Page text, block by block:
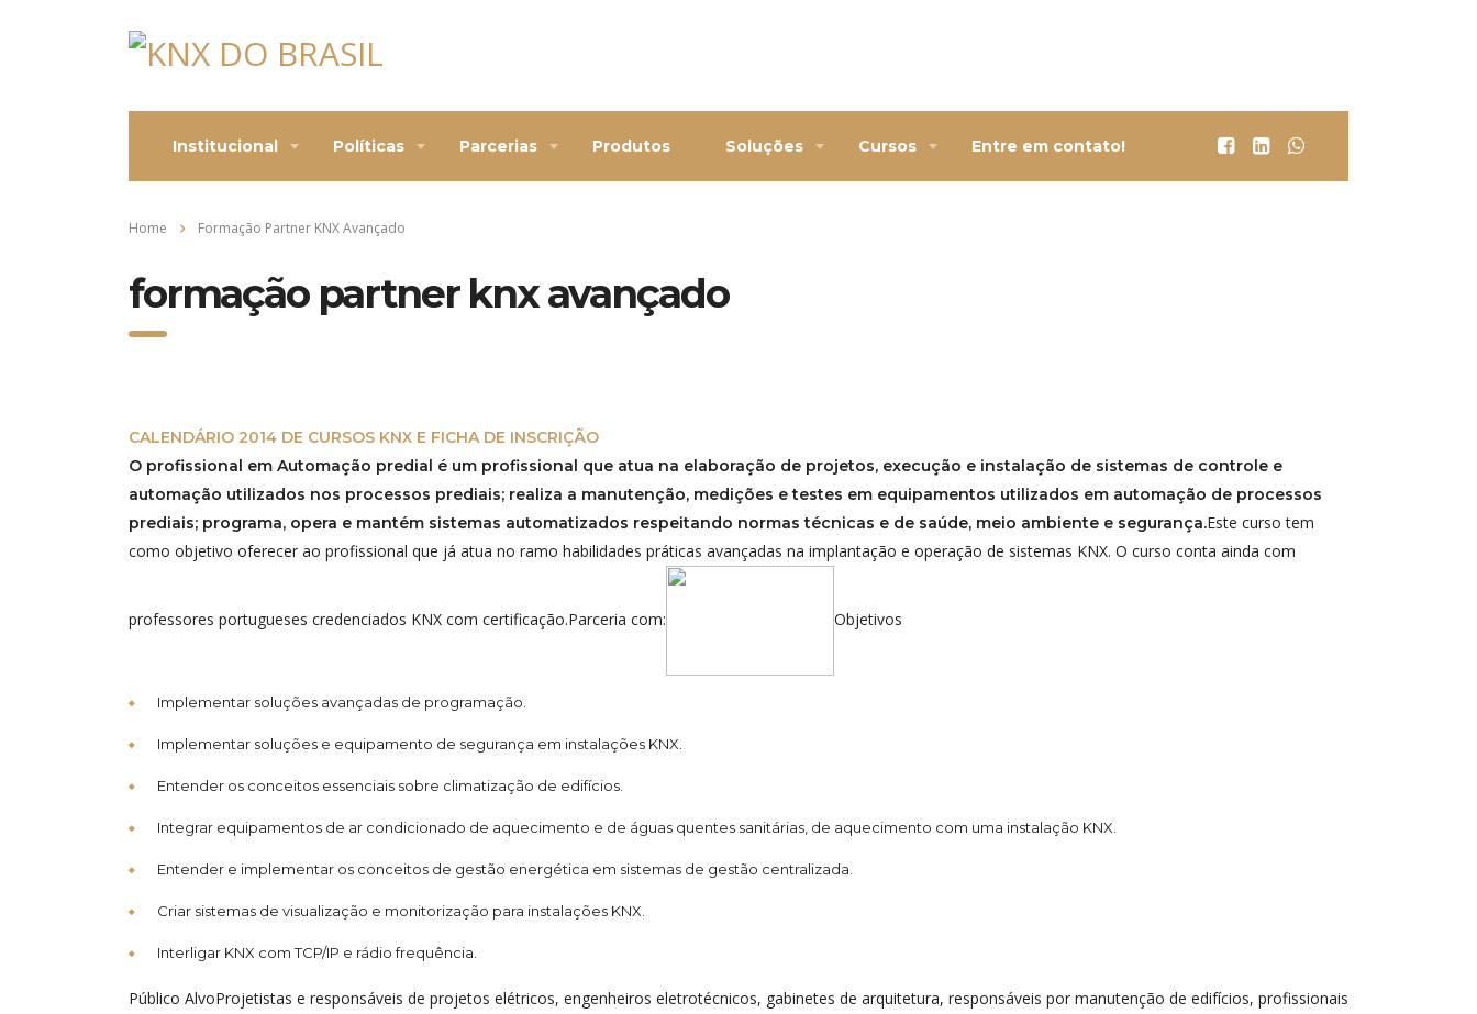
Institucional Políticas Parcerias Produtos Soluções Cursos Entre em contato!
Home Formação Partner KNX Avançado
formação partner knx avançado
CALENDÁRIO 2014 DE CURSOS KNX E FICHA DE INSCRIÇÃO
O profissional em Automação predial é um profissional que atua na elaboração de projetos, execução e instalação de sistemas de controle e
automação utilizados nos processos prediais; realiza a manutenção, medições e testes em equipamentos utilizados em automação de processos
prediais; programa, opera e mantém sistemas automatizados respeitando normas técnicas e de saúde, meio ambiente e segurança.Este curso tem
como objetivo oferecer ao profissional que já atua no ramo habilidades práticas avançadas na implantação e operação de sistemas KNX. O curso conta ainda com
professores portugueses credenciados KNX com certificação.Parceria com: Objetivos
Implementar soluções avançadas de programação.
Implementar soluções e equipamento de segurança em instalações KNX.
Entender os conceitos essenciais sobre climatização de edifícios.
Integrar equipamentos de ar condicionado de aquecimento e de águas quentes sanitárias, de aquecimento com uma instalação KNX.
Entender e implementar os conceitos de gestão energética em sistemas de gestão centralizada.
Criar sistemas de visualização e monitorização para instalações KNX.
Interligar KNX com TCP/IP e rádio frequência.
Público AlvoProjetistas e responsáveis de projetos elétricos, engenheiros eletrotécnicos, gabinetes de arquitetura, responsáveis por manutenção de edifícios, profissionais